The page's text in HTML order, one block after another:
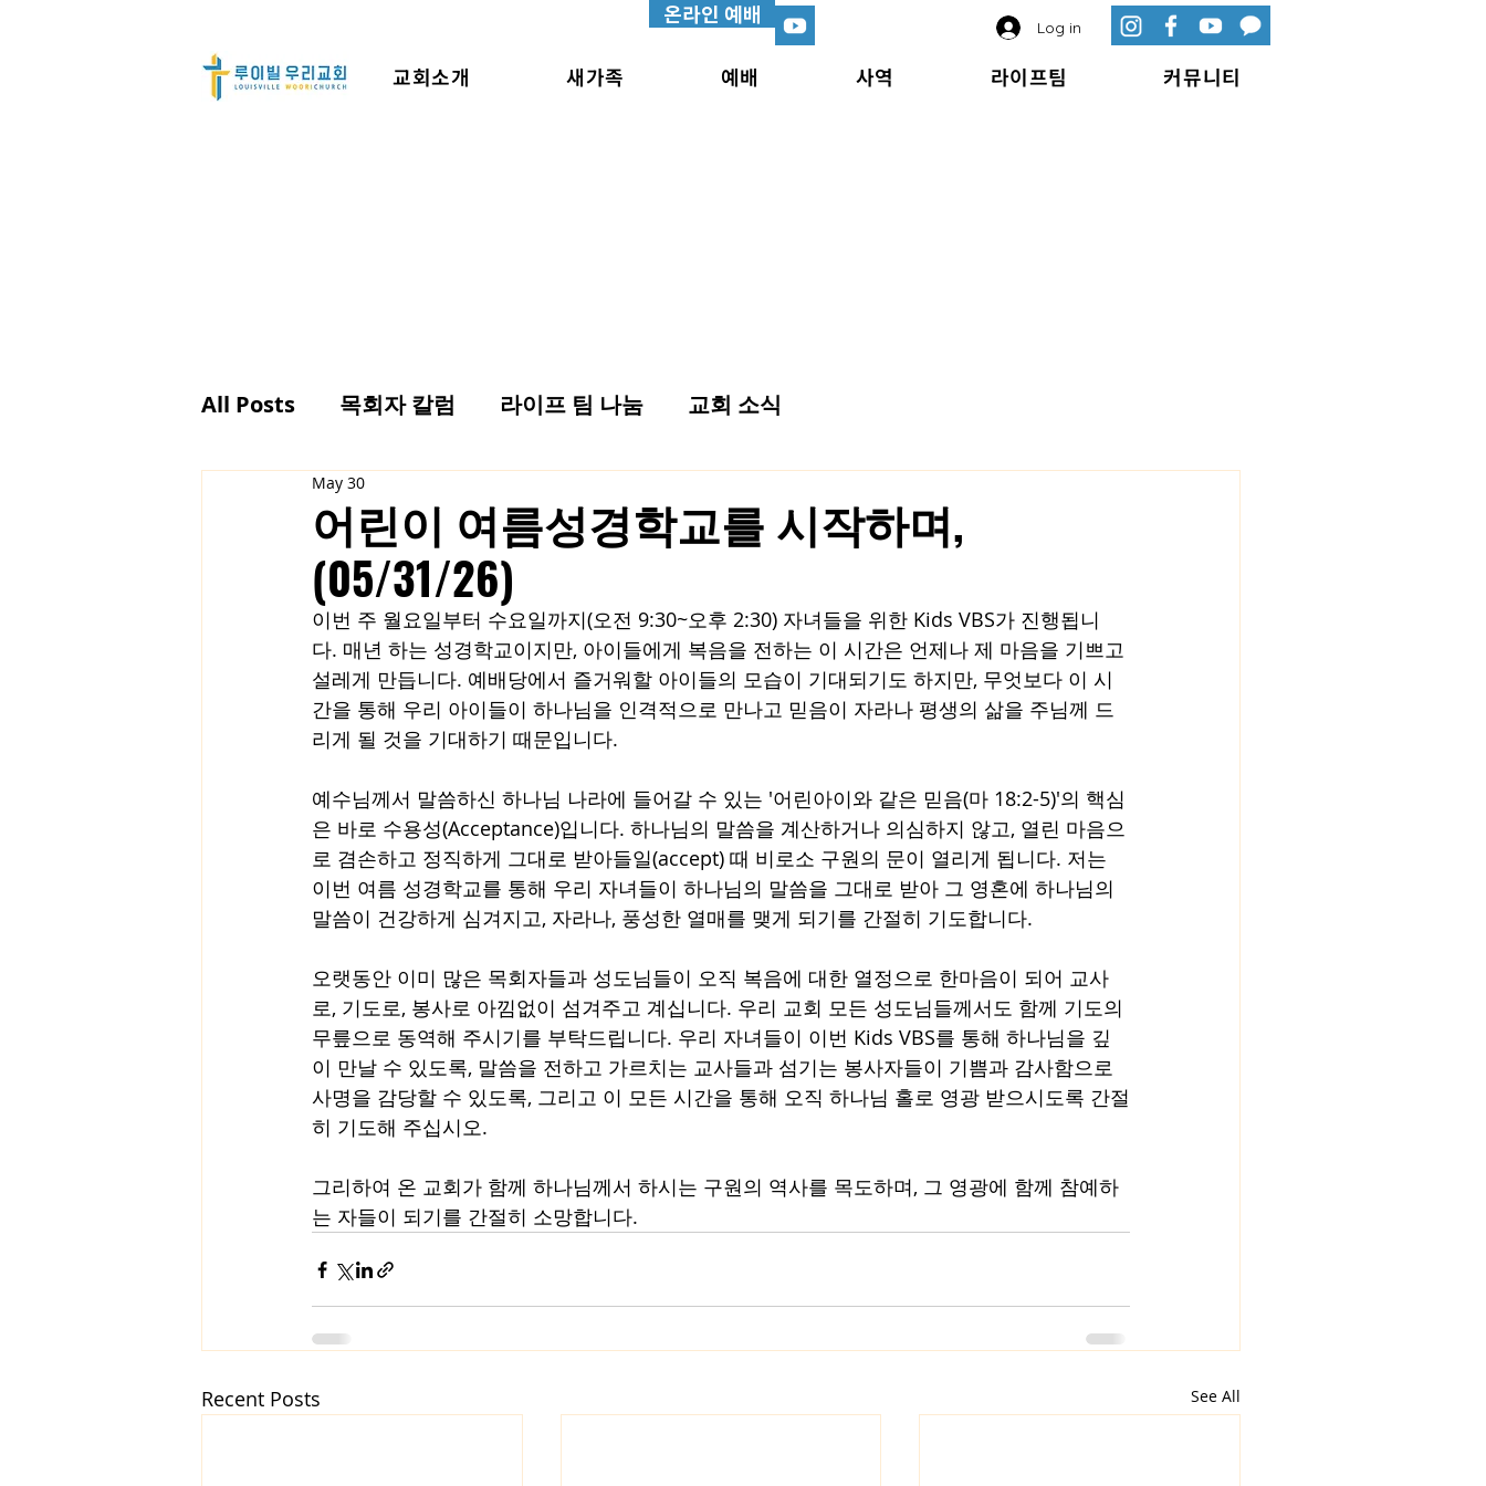
온라인 예배 Log in
교회소개 새가족 예배 사역 라이프팀 커뮤니티
All Posts 목회자 칼럼 라이프 팀 나눔 교회 소식
어린이 여름성경학교를 시작하며,
(05/31/26)
May 30
이번 주 월요일부터 수요일까지(오전 9:30~오후 2:30) 자녀들을 위한 Kids VBS가 진행됩니
다. 매년 하는 성경학교이지만, 아이들에게 복음을 전하는 이 시간은 언제나 제 마음을 기쁘고
설레게 만듭니다. 예배당에서 즐거워할 아이들의 모습이 기대되기도 하지만, 무엇보다 이 시
간을 통해 우리 아이들이 하나님을 인격적으로 만나고 믿음이 자라나 평생의 삶을 주님께 드
리게 될 것을 기대하기 때문입니다.
예수님께서 말씀하신 하나님 나라에 들어갈 수 있는 '어린아이와 같은 믿음(마 18:2-5)'의 핵심
은 바로 수용성(Acceptance)입니다. 하나님의 말씀을 계산하거나 의심하지 않고, 열린 마음으
로 겸손하고 정직하게 그대로 받아들일(accept) 때 비로소 구원의 문이 열리게 됩니다. 저는
이번 여름 성경학교를 통해 우리 자녀들이 하나님의 말씀을 그대로 받아 그 영혼에 하나님의
말씀이 건강하게 심겨지고, 자라나, 풍성한 열매를 맺게 되기를 간절히 기도합니다.
오랫동안 이미 많은 목회자들과 성도님들이 오직 복음에 대한 열정으로 한마음이 되어 교사
로, 기도로, 봉사로 아낌없이 섬겨주고 계십니다. 우리 교회 모든 성도님들께서도 함께 기도의
무릎으로 동역해 주시기를 부탁드립니다. 우리 자녀들이 이번 Kids VBS를 통해 하나님을 깊
이 만날 수 있도록, 말씀을 전하고 가르치는 교사들과 섬기는 봉사자들이 기쁨과 감사함으로
사명을 감당할 수 있도록, 그리고 이 모든 시간을 통해 오직 하나님 홀로 영광 받으시도록 간절
히 기도해 주십시오.
그리하여 온 교회가 함께 하나님께서 하시는 구원의 역사를 목도하며, 그 영광에 함께 참예하
는 자들이 되기를 간절히 소망합니다.
Recent Posts See All